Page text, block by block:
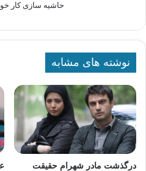
حاشیه سازی کار
نوشته های مشابه
درگذشت مادر شهرام حقیقت